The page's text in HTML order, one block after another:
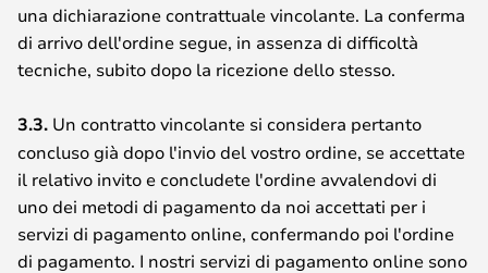
una dichiarazione contrattuale vincolante. La conferma
di arrivo dell'ordine segue, in assenza di difficoltà
tecniche, subito dopo la ricezione dello stesso.
3.3. Un contratto vincolante si considera pertanto
concluso già dopo l'invio del vostro ordine, se accettate
il relativo invito e concludete l'ordine avvalendovi di
uno dei metodi di pagamento da noi accettati per i
servizi di pagamento online, confermando poi l'ordine
di pagamento. I nostri servizi di pagamento online sono